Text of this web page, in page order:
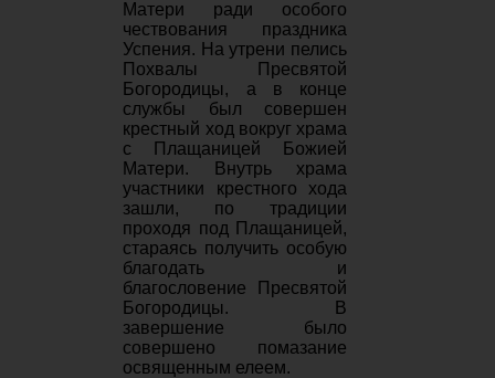
Матери ради особого
чествования праздника
Успения. На утрени пелись
Похвалы Пресвятой
Богородицы, а в конце
службы был совершен
крестный ход вокруг храма
с Плащаницей Божией
Матери. Внутрь храма
участники крестного хода
зашли, по традиции
проходя под Плащаницей,
стараясь получить особую
благодать и
благословение Пресвятой
Богородицы. В
завершение было
совершено помазание
освященным елеем.